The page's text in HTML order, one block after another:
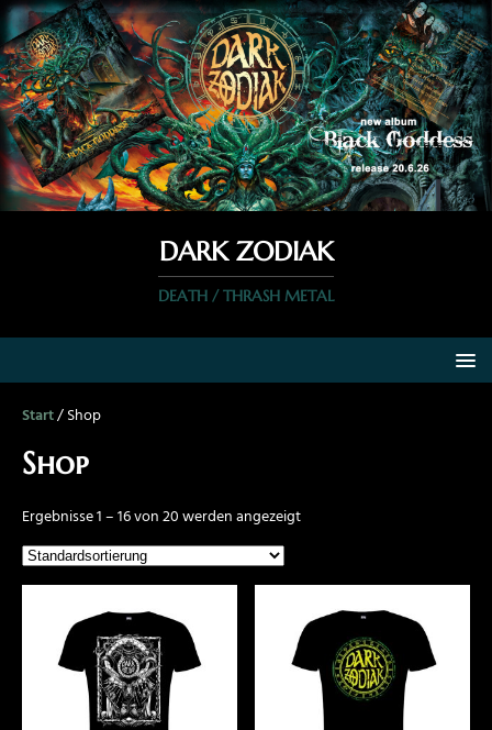
DARK ZODIAK
DEATH / THRASH METAL
Start/ Shop
Shop
Ergebnisse 1 – 16 von 20 werden angezeigt